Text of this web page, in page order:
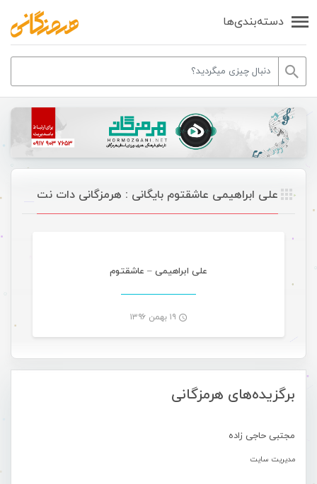
دسته‌بندی‌ها
برگزیده‌های هرمزگانی
مجتبی حاجی زاده
مدیریت سایت
علی ابراهیمی عاشقتوم بایگانی : هرمزگانی دات نت
علی ابراهیمی – عاشقتوم
۱۹ بهمن ۱۳۹۶